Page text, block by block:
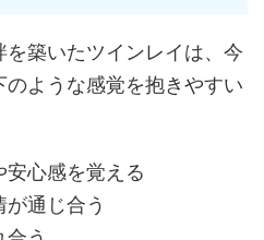
築いたツインレイは、今
ような感覚を抱きやすい
安心感を覚える
が通じ合う